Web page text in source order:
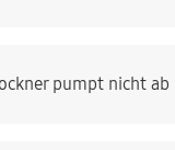
pumpt nicht ab